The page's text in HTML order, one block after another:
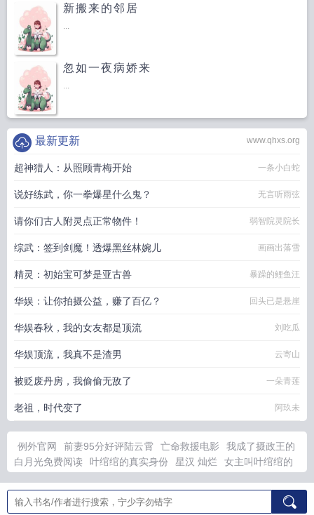
新搬来的邻居
...
忽如一夜病娇来
...
www.qhxs.org
最新更新
超神猎人：从照顾青梅开始 一条小白蛇
说好练武，你一拳爆星什么鬼？ 无言听雨弦
请你们古人附灵点正常物件！ 弱智院灵院长
综武：签到剑魔！透爆黑丝林婉儿 画画出落雪
精灵：初始宝可梦是亚古兽 暴躁的鲤鱼汪
华娱：让你拍摄公益，赚了百亿？ 回头已是悬崖
华娱春秋，我的女友都是顶流 刘吃瓜
华娱顶流，我真不是渣男 云寄山
被贬废丹房，我偷偷无敌了 一朵青莲
老祖，时代变了 阿玖未
例外官网 前妻95分好评陆云霄 亡命救援电影
我成了摄政王的
白月光免费阅读
叶绾绾的真实身份 星汉 灿烂
女主叫叶绾绾的
绾所有
霍总是 八零福气娇妻 叶绾绾的戒指有什么用
叶绾绾免
费阅读
御兽开局抽到哥莫拉最新章节列表 脚底掉皮是什么原因